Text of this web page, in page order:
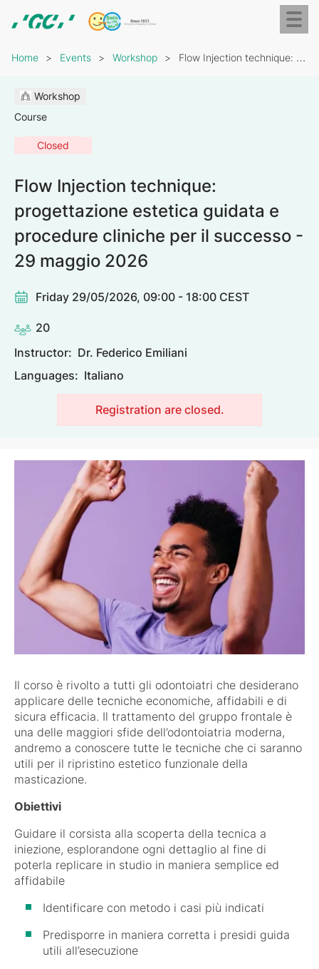
content
Europe
Breadcrumb
Home Events Workshop Flow Injection technique: progettazione estetica guidata e procedure…
Workshop
Course
Closed
Flow Injection technique:
progettazione estetica guidata e
procedure cliniche per il successo -
29 maggio 2026
Friday 29/05/2026, 09:00 - 18:00 CEST
20
Instructor: Dr. Federico Emiliani
Languages: Italiano
Registration are closed.
Il corso è rivolto a tutti gli odontoiatri che desiderano
applicare delle tecniche economiche, affidabili e di
sicura efficacia. Il trattamento del gruppo frontale è
una delle maggiori sfide dell’odontoiatria moderna,
andremo a conoscere tutte le tecniche che ci saranno
utili per il ripristino estetico funzionale della
masticazione.
Obiettivi
Guidare il corsista alla scoperta della tecnica a
iniezione, esplorandone ogni dettaglio al fine di
poterla replicare in studio in maniera semplice ed
affidabile
Identificare con metodo i casi più indicati
Predisporre in maniera corretta i presidi guida
utili all’esecuzione